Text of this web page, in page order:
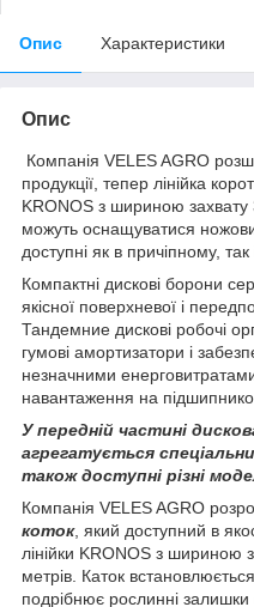
Опис Характеристики
Опис
Компанія VELES AGRO
продукції, тепер лінійка
KRONOS з шириною захвату
можуть оснащуватися
доступні як в причіпному, так
Компактні дискові борони
якісної поверхневої і
Тандемние дискові робочі
гумові амортизатори і
незначними
навантаження на
У передній частині
агрегатується
також доступні різні
Компанія VELES AGRO
коток, який доступний в
лінійки KRONOS з шириною
метрів. Каток
подрібнює рослинні